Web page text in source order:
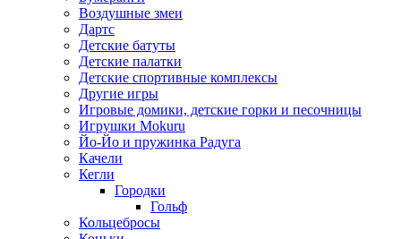
Воздушные змеи
Дартс
Детские батуты
Детские палатки
Детские спортивные комплексы
Другие игры
Игровые домики, детские горки и песочницы
Игрушки Mokuru
Йо-Йо и пружинка Радуга
Качели
Кегли
Городки
Гольф
Кольцебросы